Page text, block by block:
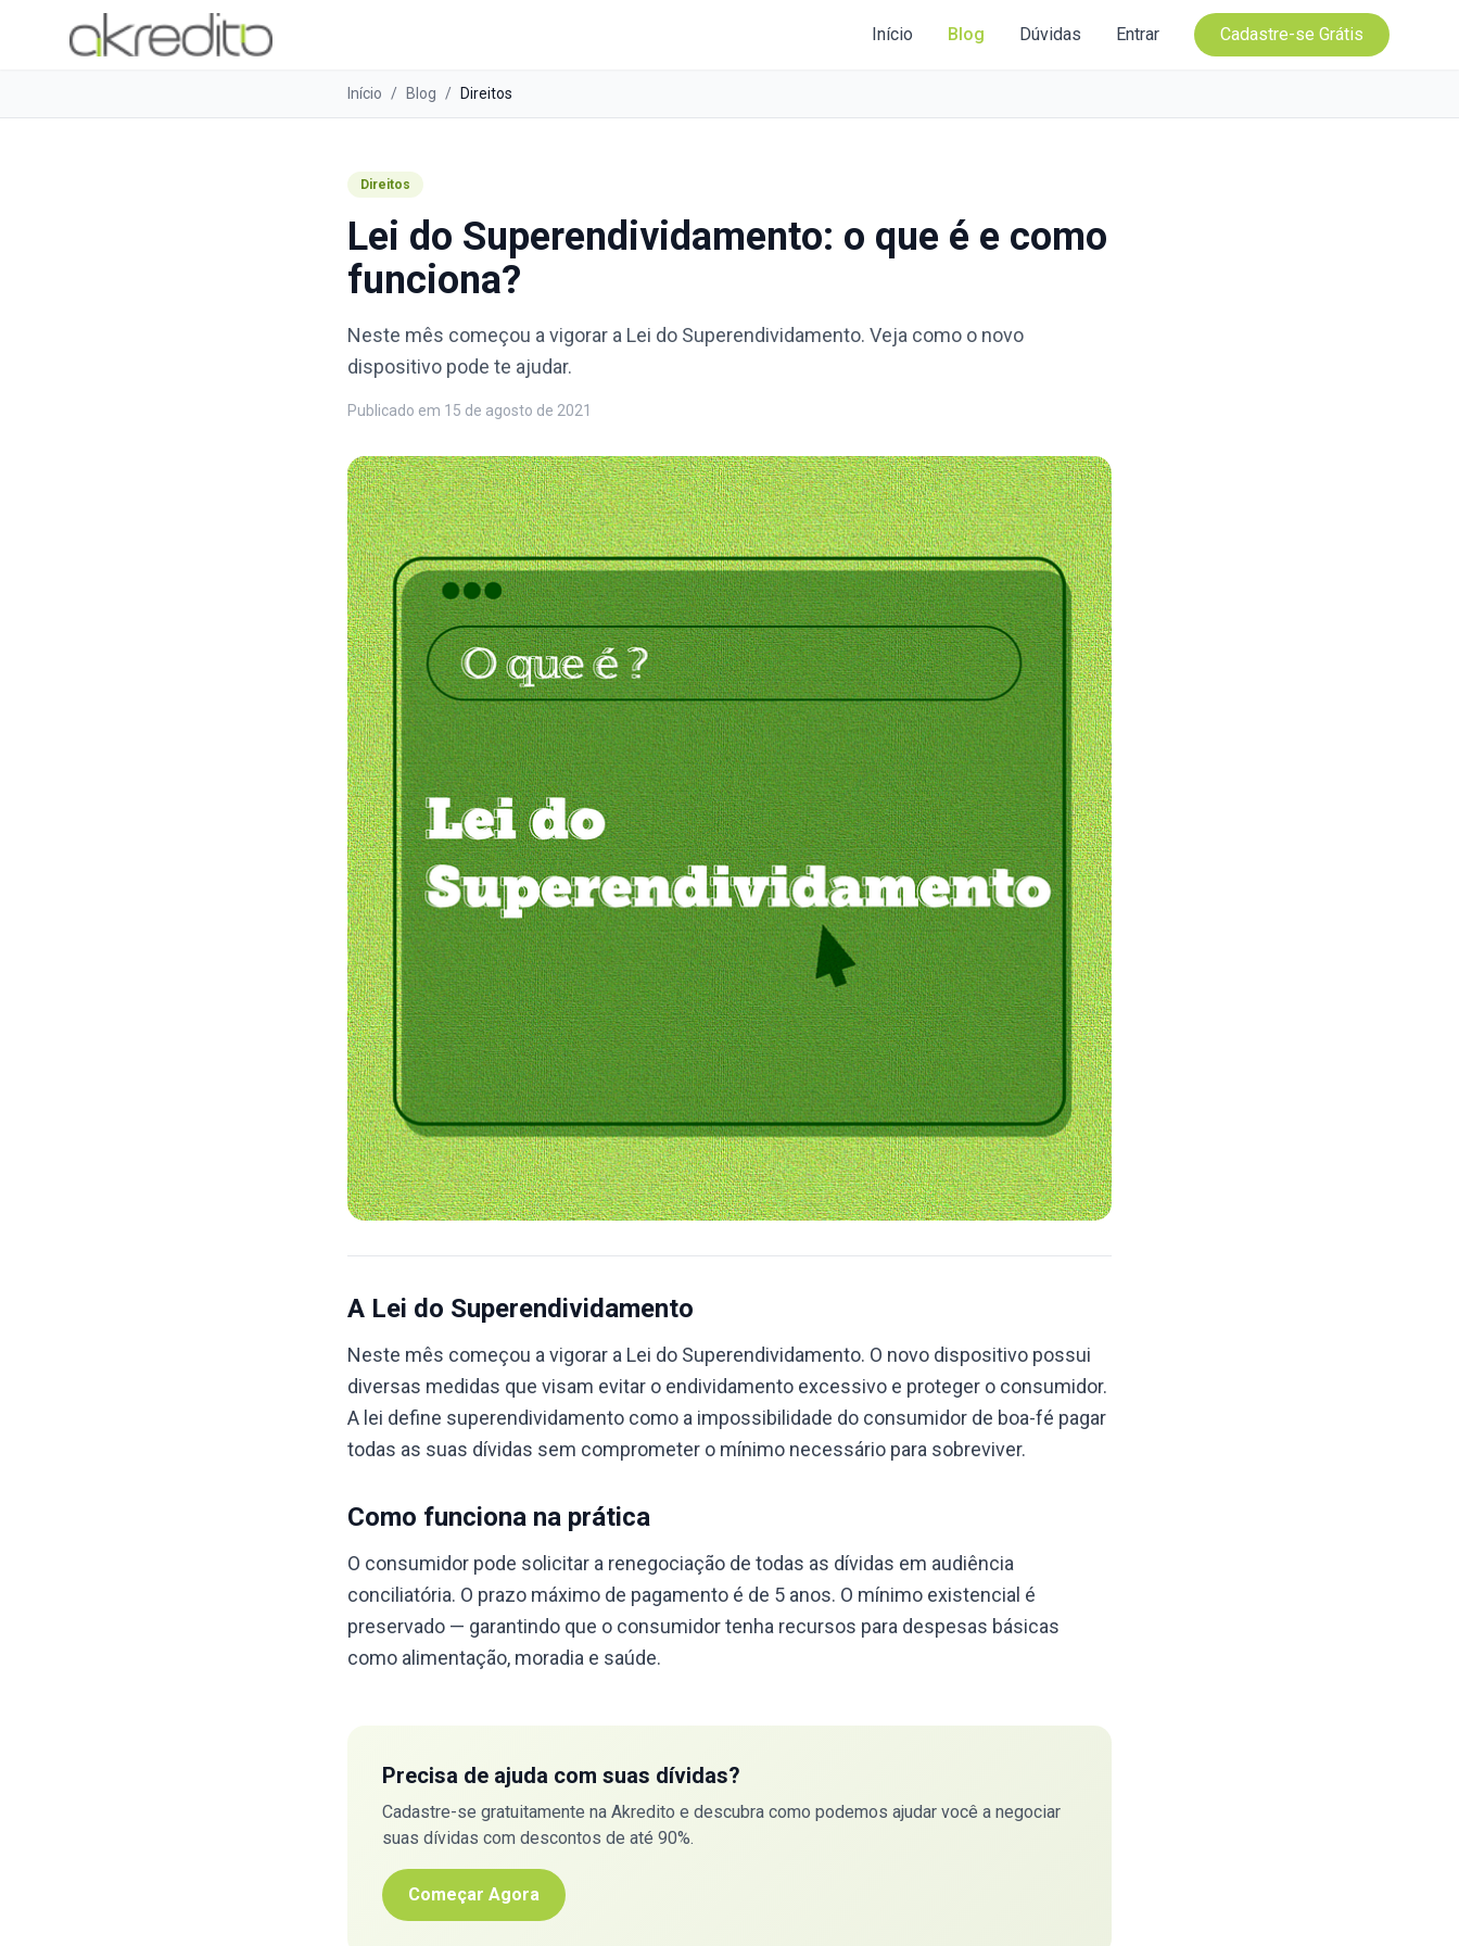
Início Blog Dúvidas Entrar Cadastre-se Grátis
Início / Blog / Direitos
Direitos
Lei do Superendividamento: o que é e como
funciona?
Neste mês começou a vigorar a Lei do Superendividamento. Veja como o novo
dispositivo pode te ajudar.
Publicado em 15 de agosto de 2021
A Lei do Superendividamento
Neste mês começou a vigorar a Lei do Superendividamento. O novo dispositivo possui
diversas medidas que visam evitar o endividamento excessivo e proteger o consumidor.
A lei define superendividamento como a impossibilidade do consumidor de boa-fé pagar
todas as suas dívidas sem comprometer o mínimo necessário para sobreviver.
Como funciona na prática
O consumidor pode solicitar a renegociação de todas as dívidas em audiência
conciliatória. O prazo máximo de pagamento é de 5 anos. O mínimo existencial é
preservado — garantindo que o consumidor tenha recursos para despesas básicas
como alimentação, moradia e saúde.
Precisa de ajuda com suas dívidas?
Cadastre-se gratuitamente na Akredito e descubra como podemos ajudar você a negociar
suas dívidas com descontos de até 90%.
Começar Agora